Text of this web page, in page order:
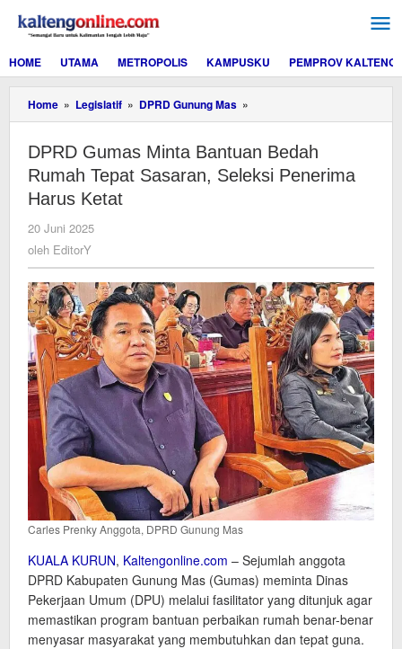
konten
HOME
UTAMA METROPOLIS KAMPUSKU PEMPROV KALTENG
Home » Legislatif » DPRD Gunung Mas »
Gumas
Bantuan
Bedah
Rumah
Harus
Ketat
DPRD Gumas Minta Bantuan Bedah
Rumah Tepat Sasaran, Seleksi Penerima
Harus Ketat
20 Juni 2025
oleh EditorY
Carles Prenky Anggota, DPRD Gunung Mas
KUALA KURUN, Kaltengonline.com – Sejumlah anggota
DPRD Kabupaten Gunung Mas (Gumas) meminta Dinas
Pekerjaan Umum (DPU) melalui fasilitator yang ditunjuk agar
memastikan program bantuan perbaikan rumah benar-benar
menyasar masyarakat yang membutuhkan dan tepat guna.